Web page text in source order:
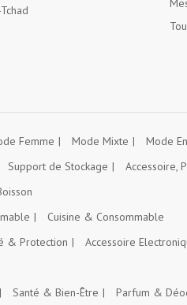
Femme Mode Mixte Mode
Support de Stockage
Accessoire,
Cuisine & Consommable
& Protection Accessoire
Santé & Bien-Être Parfum &